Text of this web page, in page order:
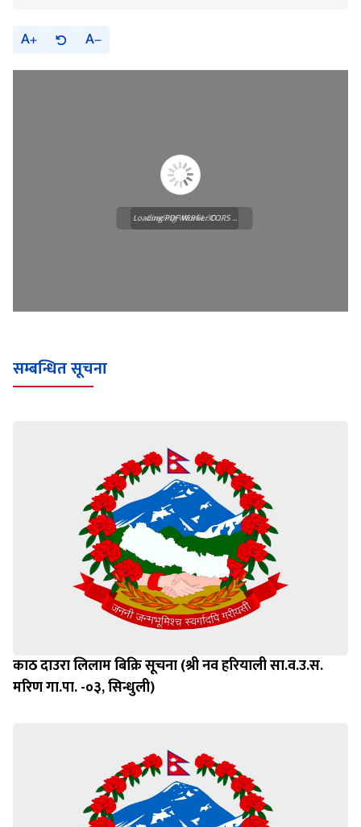
A A
Loading WEBGL 3D ...
Loading PDF Worker CORS ...
सम्बन्धित सूचना
काठ दाउरा लिलाम बिक्रि सूचना (श्री नव हरियाली सा.व.उ.स.
मरिण गा.पा. -०३, सिन्धुली)